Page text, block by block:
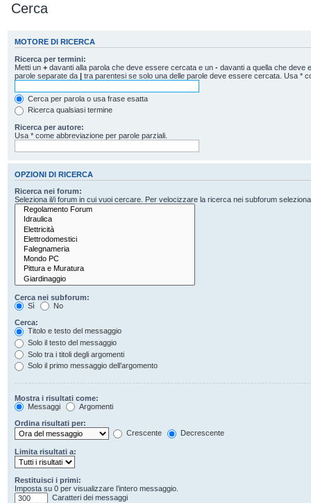
Cerca
MOTORE DI RICERCA
Ricerca per termini:
Metti un + davanti alla parola che deve essere cercata e un - davanti a quella che deve
parole separate da | tra parentesi se solo una delle parole deve essere cercata. Usa *
Cerca per parola o usa frase esatta
Ricerca qualsiasi termine
Ricerca per autore:
Usa * come abbreviazione per parole parziali.
OPZIONI DI RICERCA
Ricerca nei forum:
Seleziona il/i forum in cui vuoi cercare. Per velocizzare la ricerca nei subforum
Cerca nei subforum:
Sì
No
Cerca:
Titolo e testo del messaggio
Solo il testo del messaggio
Solo tra i titoli degli argomenti
Solo il primo messaggio dell’argomento
Mostra i risultati come:
Messaggi
Argomenti
Ordina risultati per:
Crescente
Decrescente
Limita risultati a:
Restituisci i primi:
Imposta su 0 per visualizzare l’intero messaggio.
Caratteri dei messaggi